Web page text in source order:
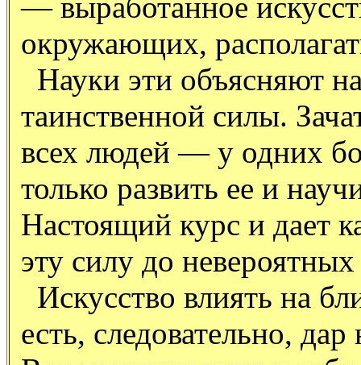
окружающих,
Науки эти объясняют
таинственной силы.
всех людей — у одних
только развить ее и
Настоящий курс и дает
эту силу до
Искусство влиять на
есть, следовательно,